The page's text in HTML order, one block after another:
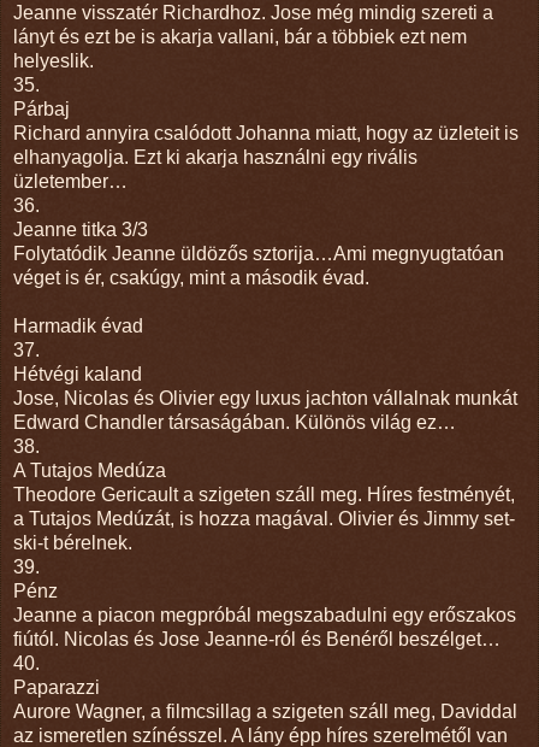
Jeanne visszatér Richardhoz. Jose még mindig szereti a
lányt és ezt be is akarja vallani, bár a többiek ezt nem
helyeslik.
35.
Párbaj
Richard annyira csalódott Johanna miatt, hogy az üzleteit is
elhanyagolja. Ezt ki akarja használni egy rivális
üzletember…
36.
Jeanne titka 3/3
Folytatódik Jeanne üldözős sztorija…Ami megnyugtatóan
véget is ér, csakúgy, mint a második évad.
Harmadik évad
37.
Hétvégi kaland
Jose, Nicolas és Olivier egy luxus jachton vállalnak munkát
Edward Chandler társaságában. Különös világ ez…
38.
A Tutajos Medúza
Theodore Gericault a szigeten száll meg. Híres festményét,
a Tutajos Medúzát, is hozza magával. Olivier és Jimmy set-
ski-t bérelnek.
39.
Pénz
Jeanne a piacon megpróbál megszabadulni egy erőszakos
fiútól. Nicolas és Jose Jeanne-ról és Benéről beszélget…
40.
Paparazzi
Aurore Wagner, a filmcsillag a szigeten száll meg, Daviddal
az ismeretlen színésszel. A lány épp híres szerelmétől van